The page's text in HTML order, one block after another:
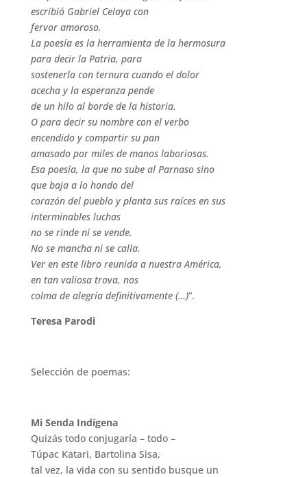
escribió Gabriel Celaya con
fervor amoroso.
La poesía es la herramienta de la hermosura
para decir la Patria, para
sostenerla con ternura cuando el dolor
acecha y la esperanza pende
de un hilo al borde de la historia.
O para decir su nombre con el verbo
encendido y compartir su pan
amasado por miles de manos laboriosas.
Esa poesía, la que no sube al Parnaso sino
que baja a lo hondo del
corazón del pueblo y planta sus raíces en sus
interminables luchas
no se rinde ni se vende.
No se mancha ni se calla.
Ver en este libro reunida a nuestra América,
en tan valiosa trova, nos
colma de alegría definitivamente (…)“.
Teresa Parodi
Selección de poemas:
Mi Senda Indígena
Quizás todo conjugaría – todo –
Túpac Katari, Bartolina Sisa,
tal vez, la vida con su sentido busque un